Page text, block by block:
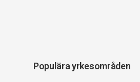
Populära yrkesområden